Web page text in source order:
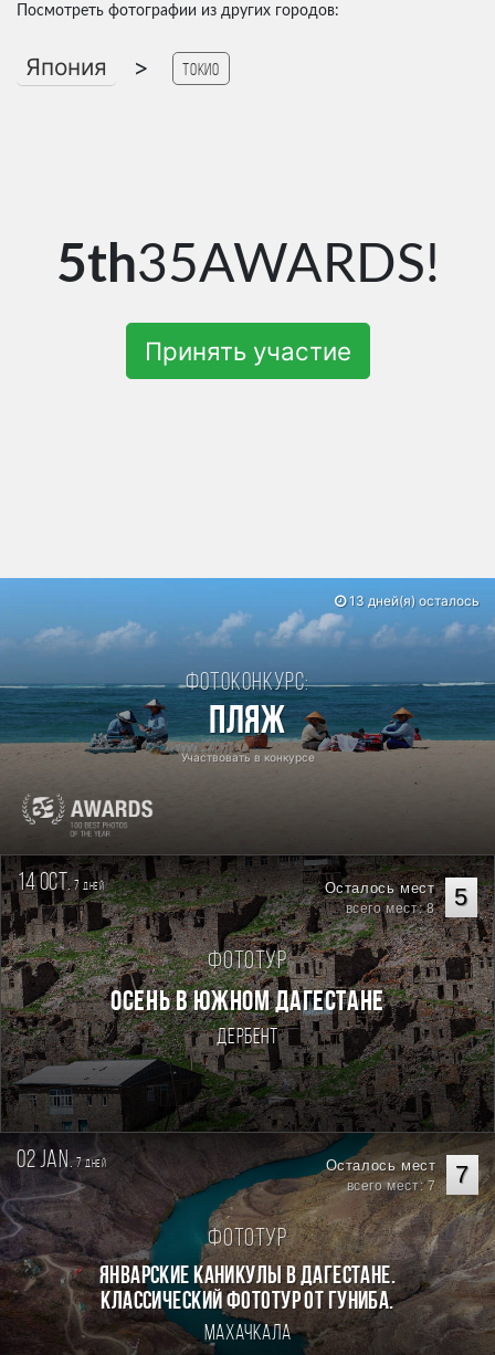
Посмотреть фотографии из других городов:
Япония > Токио
5th35AWARDS!
Принять участие
Фотоконкурс:
Пляж
Участвовать в конкурсе
13 дней(я) осталось
14 oct.7дней 5
Осталось мест
всего мест: 8
Фототур
Осень в Южном Дагестане
Дербент
02 jan.7дней 7
Осталось мест
всего мест: 7
Фототур
Январские каникулы в Дагестане.
Классический фототур от Гуниба.
Махачкала